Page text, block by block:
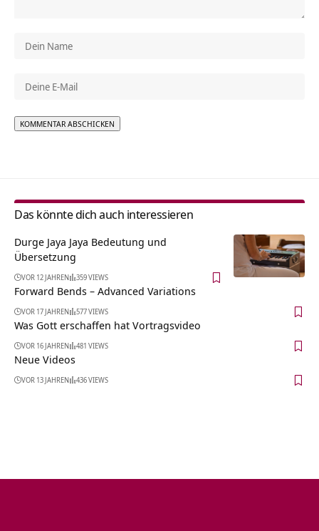
Das könnte dich auch interessieren
Durge Jaya Jaya Bedeutung und
Übersetzung
VOR 12 JAHREN 359 VIEWS
Forward Bends – Advanced Variations
VOR 17 JAHREN 577 VIEWS
Was Gott erschaffen hat Vortragsvideo
VOR 16 JAHREN 481 VIEWS
Neue Videos
VOR 13 JAHREN 436 VIEWS